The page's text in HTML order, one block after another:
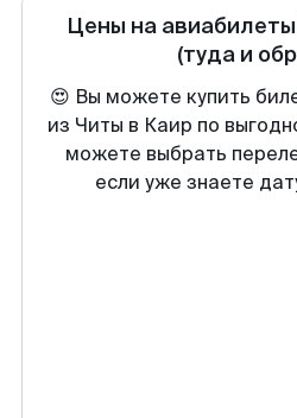
Цены на авиабилеты
(туда и
😍 Вы можете купить
из Читы в Каир по
можете выбрать
если уже знаете